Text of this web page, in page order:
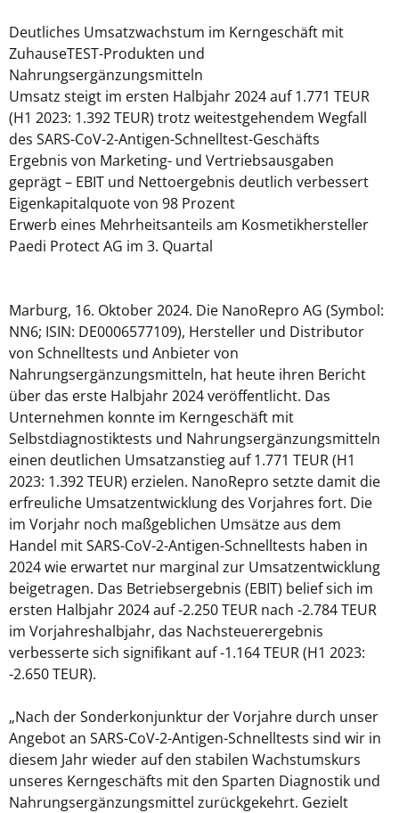
Deutliches Umsatzwachstum im Kerngeschäft mit
ZuhauseTEST-Produkten und
Nahrungsergänzungsmitteln
Umsatz steigt im ersten Halbjahr 2024 auf 1.771 TEUR
(H1 2023: 1.392 TEUR) trotz weitestgehendem Wegfall
des SARS-CoV-2-Antigen-Schnelltest-Geschäfts
Ergebnis von Marketing- und Vertriebsausgaben
geprägt – EBIT und Nettoergebnis deutlich verbessert
Eigenkapitalquote von 98 Prozent
Erwerb eines Mehrheitsanteils am Kosmetikhersteller
Paedi Protect AG im 3. Quartal
Marburg, 16. Oktober 2024. Die NanoRepro AG (Symbol:
NN6; ISIN: DE0006577109), Hersteller und Distributor
von Schnelltests und Anbieter von
Nahrungsergänzungsmitteln, hat heute ihren Bericht
über das erste Halbjahr 2024 veröffentlicht. Das
Unternehmen konnte im Kerngeschäft mit
Selbstdiagnostiktests und Nahrungsergänzungsmitteln
einen deutlichen Umsatzanstieg auf 1.771 TEUR (H1
2023: 1.392 TEUR) erzielen. NanoRepro setzte damit die
erfreuliche Umsatzentwicklung des Vorjahres fort. Die
im Vorjahr noch maßgeblichen Umsätze aus dem
Handel mit SARS-CoV-2-Antigen-Schnelltests haben in
2024 wie erwartet nur marginal zur Umsatzentwicklung
beigetragen. Das Betriebsergebnis (EBIT) belief sich im
ersten Halbjahr 2024 auf -2.250 TEUR nach -2.784 TEUR
im Vorjahreshalbjahr, das Nachsteuerergebnis
verbesserte sich signifikant auf -1.164 TEUR (H1 2023:
-2.650 TEUR).
„Nach der Sonderkonjunktur der Vorjahre durch unser
Angebot an SARS-CoV-2-Antigen-Schnelltests sind wir in
diesem Jahr wieder auf den stabilen Wachstumskurs
unseres Kerngeschäfts mit den Sparten Diagnostik und
Nahrungsergänzungsmittel zurückgekehrt. Gezielt